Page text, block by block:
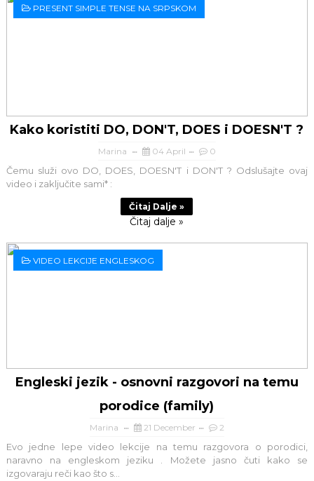
PRESENT SIMPLE TENSE NA SRPSKOM
Kako koristiti DO, DON'T, DOES i DOESN'T ?
Marina 04 April 0
Čemu služi ovo DO, DOES, DOESN'T i DON'T ? Odslušajte ovaj
video i zaključite sami* :
Čitaj Dalje »
Čitaj dalje »
VIDEO LEKCIJE ENGLESKOG
Engleski jezik - osnovni razgovori na temu
porodice (family)
Marina 21 December 2
Evo jedne lepe video lekcije na temu razgovora o porodici,
naravno na engleskom jeziku . Možete jasno čuti kako se
izgovaraju reči kao što s...